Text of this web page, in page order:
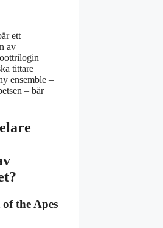
ett
av
tittare
ensemble –
– bär
the Apes